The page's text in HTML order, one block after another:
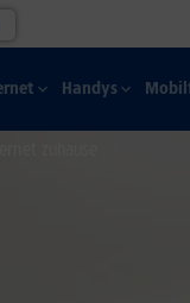
Handys